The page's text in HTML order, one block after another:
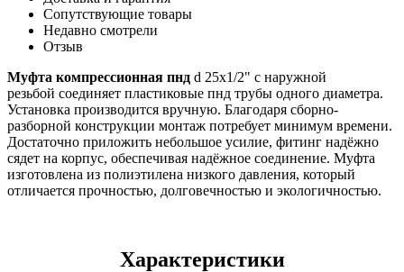
Сопутствующие товары
Недавно смотрели
Отзыв
Муфта компрессионная пнд d 25x1/2" с наружной
резьбой соединяет пластиковые пнд трубы одного диаметра.
Установка производится вручную. Благодаря сборно-
разборной конструкции монтаж потребует минимум времени.
Достаточно приложить небольшое усилие, фитинг надёжно
сядет на корпус, обеспечивая надёжное соединение. Муфта
изготовлена из полиэтилена низкого давления, который
отличается прочностью, долговечностью и экологичностью.
Характеристики